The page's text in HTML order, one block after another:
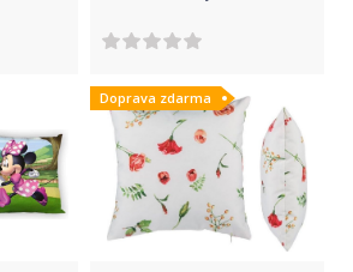
Doprava zdarma